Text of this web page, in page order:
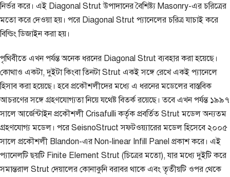
নির্ভর করে। এই Diagonal Strut উপাদানের বৈশিষ্ট্য Masonry-এর চরিত্রের
মতো করে দেওয়া হয়। পরে Diagonal Strut প্যানেলের চরিত্র যাচাই করে
বিল্ডিং ডিজাইন করা হয়।
পৃথিবীতে এখন পর্যন্ত অনেক ধরনের Diagonal Strut ব্যবহার করা হয়েছে।
কোথাও একটা, দুইটা কিংবা তিনটা Strut একই সঙ্গে রেখে একই প্যানেলে
হিসাব করা হয়েছে। হবে প্রকৌশলীদের মধ্যে এ ধরনের মডেলের বাস্তবিক
আচরণের সঙ্গে গ্রহণযোগ্যতা নিয়ে যথেষ্ট বিতর্ক রয়েছে। তবে এখন পর্যন্ত ১৯৯৭
সালে আর্জেন্টাইন প্রকৌশলী Crisafulli কর্তৃক প্রবর্তিত Strut মডেল অন্যতম
গ্রহণযোগ্য মডেল। পরে SeisnoStruct সফটওয়্যারের মডেল হিসেবে ২০০৫
সালে প্রকৌশলী Blandon-এর Non-linear Infill Panel প্রকাশ করে। এই
প্যানেলটি ছয়টি Finite Element Strut (চিত্রের মতো), যার মধ্যে দুইটি করে
সমান্তরাল Strut দেয়ালের কোনাকুনি বরাবর থাকে এবং তৃতীয়টি ওপর থেকে